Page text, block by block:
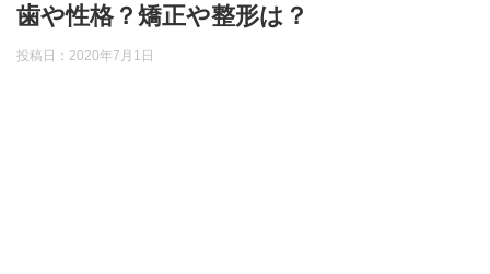
歯や性格？矯正や整形は？
投稿日： 2020年7月1日